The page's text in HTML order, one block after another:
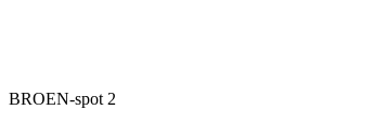
BROEN-spot 2